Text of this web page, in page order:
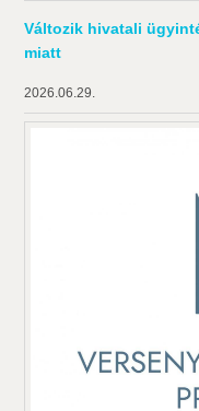
Változik hivatali
miatt
2026.06.29.